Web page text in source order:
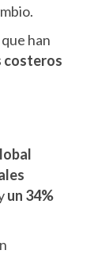
han
costeros
un 34%